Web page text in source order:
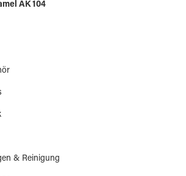
AK 104
& Reinigung